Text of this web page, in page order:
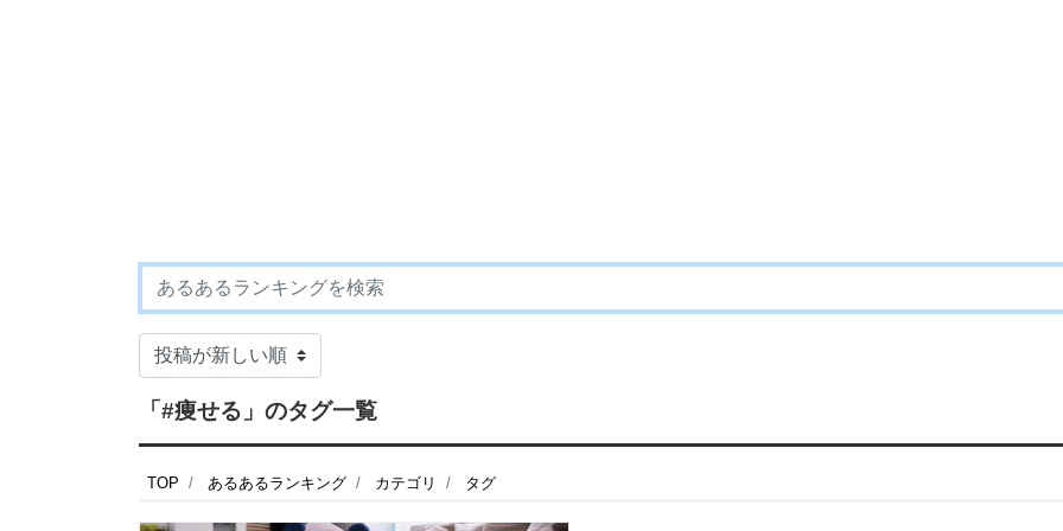
「#痩せる」のタグ一覧
TOP あるあるランキング カテゴリ タグ